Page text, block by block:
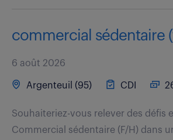
commercial sédentaire
6 août 2026
Argenteuil (95) CDI
Souhaiteriez-vous relever des défis
Commercial sédentaire (F/H) dans